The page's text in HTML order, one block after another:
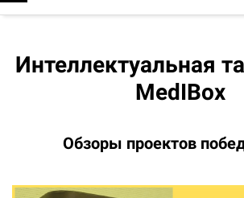
Интеллектуальная
MedIBox
Обзоры проектов